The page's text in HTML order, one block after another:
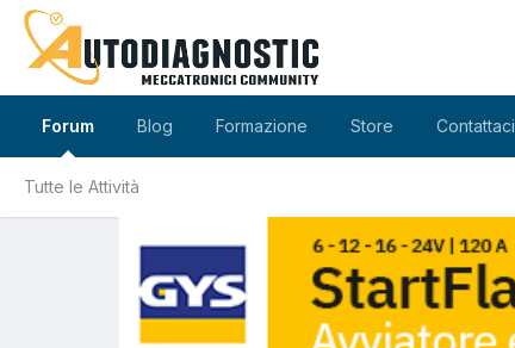
Forum
Tutte le Attività
Blog Formazione Store Contattaci